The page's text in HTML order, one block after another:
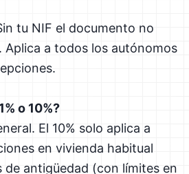
tu NIF el documento no
Aplica a todos los autónomos
o 10%?
El 10% solo aplica a
en vivienda habitual
de antigüedad (con límites en